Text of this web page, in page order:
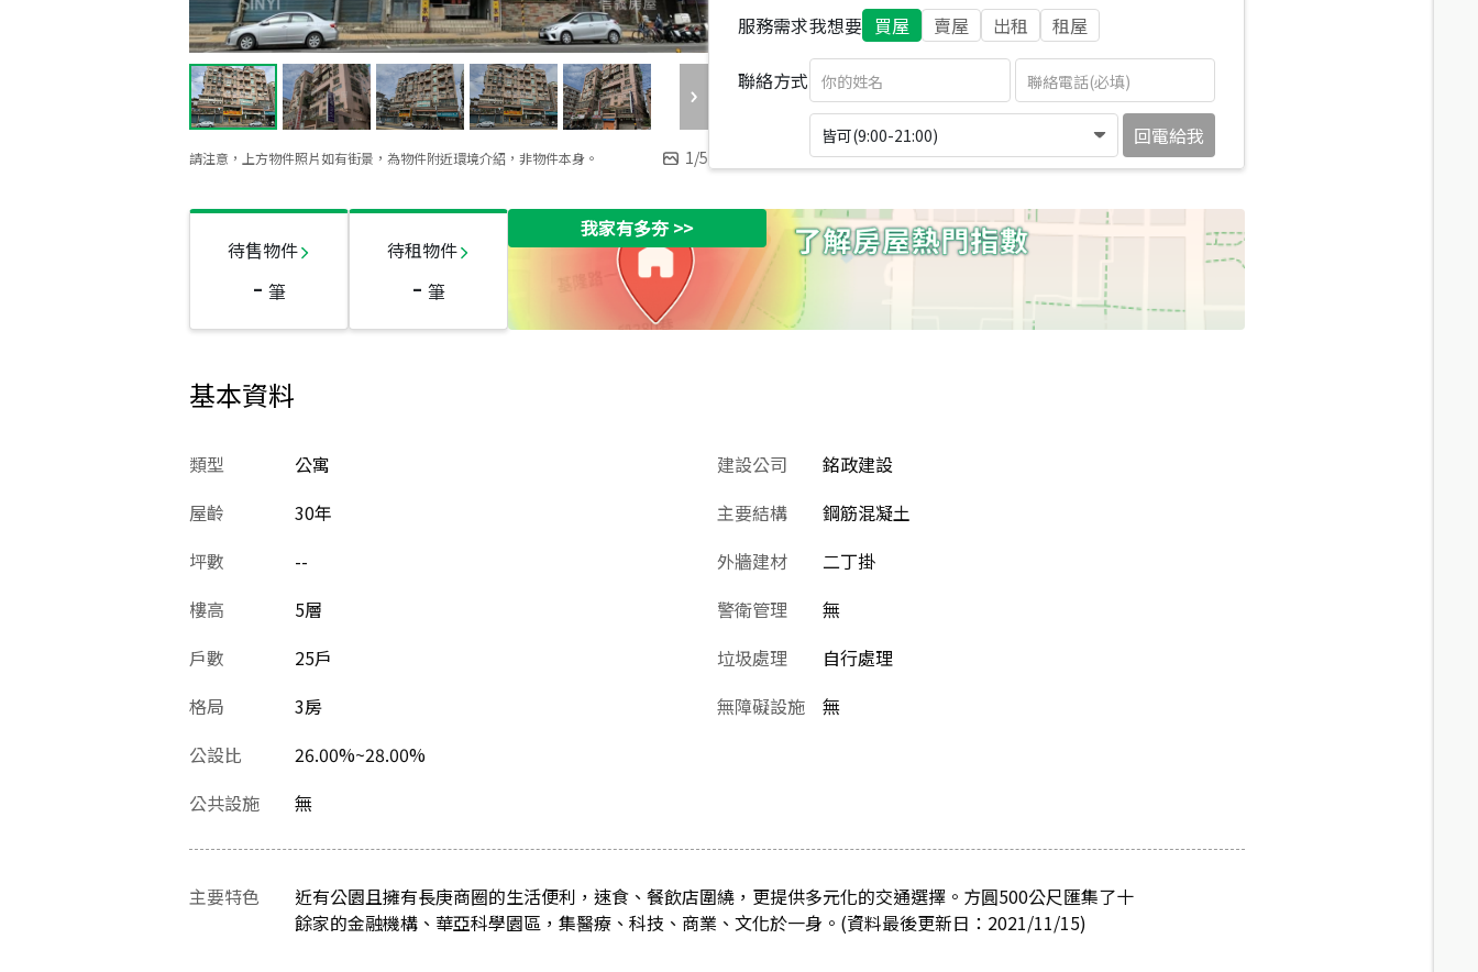
請注意，上方物件照片如有街景，為物件附近環境介紹，非物件本身。 1/5
服務需求我想要 買屋 賣屋 出租 租屋
聯絡方式
皆可(9:00-21:00) 回電給我
待售物件
- 筆
待租物件
- 筆
我家有多夯>>
基本資料
類型
公寓
屋齡
30年
坪數
--
樓高
5層
戶數
25戶
格局
3房
公設比
26.00%~28.00%
建設公司
銘政建設
主要結構
鋼筋混凝土
外牆建材
二丁掛
警衛管理
無
垃圾處理
自行處理
無障礙設施
無
公共設施 無
主要特色
近有公園且擁有長庚商圈的生活便利，速食、餐飲店圍繞，更提供多元化的交通選擇。方圓500公尺匯集了十
餘家的金融機構、華亞科學園區，集醫療、科技、商業、文化於一身。(資料最後更新日：2021/11/15)